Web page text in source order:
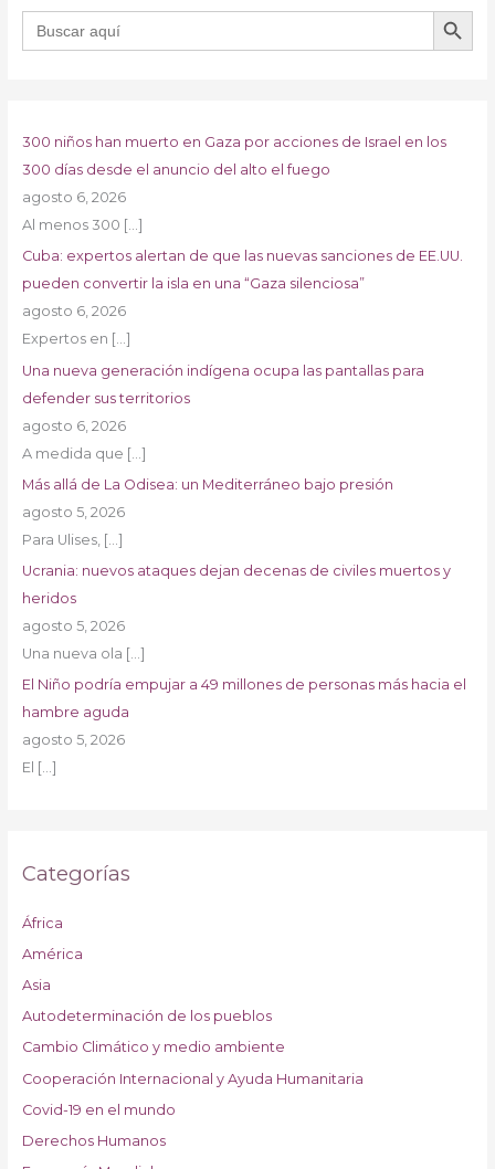
Buscar: BOTÓN DE
300 niños han muerto en Gaza por acciones de Israel en los
300 días desde el anuncio del alto el fuego
agosto 6, 2026
Al menos 300 […]
Cuba: expertos alertan de que las nuevas sanciones de EE.UU.
pueden convertir la isla en una “Gaza silenciosa”
agosto 6, 2026
Expertos en […]
Una nueva generación indígena ocupa las pantallas para
defender sus territorios
agosto 6, 2026
A medida que […]
Más allá de La Odisea: un Mediterráneo bajo presión
agosto 5, 2026
Para Ulises, […]
Ucrania: nuevos ataques dejan decenas de civiles muertos y
heridos
agosto 5, 2026
Una nueva ola […]
El Niño podría empujar a 49 millones de personas más hacia el
hambre aguda
agosto 5, 2026
El […]
Categorías
África
América
Asia
Autodeterminación de los pueblos
Cambio Climático y medio ambiente
Cooperación Internacional y Ayuda Humanitaria
Covid-19 en el mundo
Derechos Humanos